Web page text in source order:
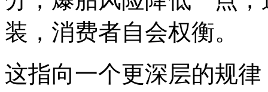
装，消费者自会权衡。
这指向一个更深层的规